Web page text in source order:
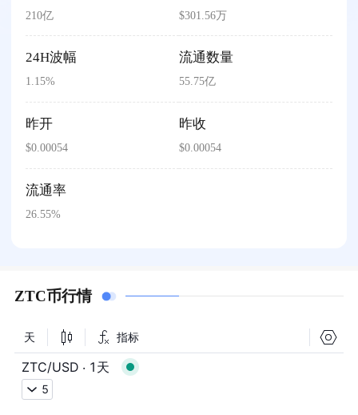
210亿 $301.56万
24H波幅
1.15%
流通数量
55.75亿
昨开
$0.00054
昨收
$0.00054
流通率
26.55%
ZTC币行情